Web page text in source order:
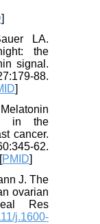
LA.
the
signal.
88.
Melatonin
in the
cancer.
62.
] [PMID
J. The
ovarian
Res
j.1600-